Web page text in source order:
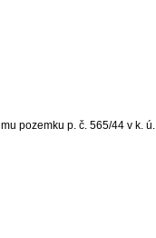
pozemku p. č. 565/44 v k.